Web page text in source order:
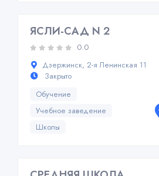
ЯСЛИ-САД N 2
0.0
Дзержинск, 2-я Ленинская 11
Закрыто
Обучение
Учебное заведение
Школы